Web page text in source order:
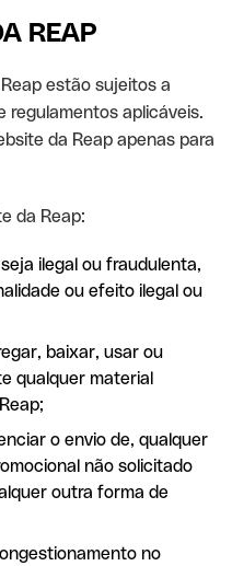
REAP
estão sujeitos a
regulamentos aplicáveis.
da Reap apenas para
da Reap:
ilegal ou fraudulenta,
ou efeito ilegal ou
baixar, usar ou
qualquer material
o envio de, qualquer
não solicitado
outra forma de
no